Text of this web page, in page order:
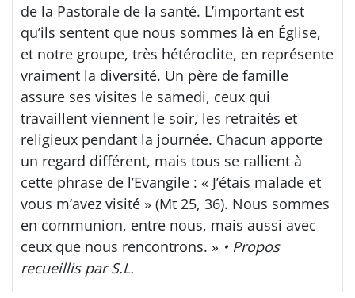
de la Pastorale de la santé. L’important est
qu’ils sentent que nous sommes là en Église,
et notre groupe, très hétéroclite, en représente
vraiment la diversité. Un père de famille
assure ses visites le samedi, ceux qui
travaillent viennent le soir, les retraités et
religieux pendant la journée. Chacun apporte
un regard différent, mais tous se rallient à
cette phrase de l’Evangile : « J’étais malade et
vous m’avez visité » (Mt 25, 36). Nous sommes
en communion, entre nous, mais aussi avec
ceux que nous rencontrons. » • Propos
recueillis par S.L.